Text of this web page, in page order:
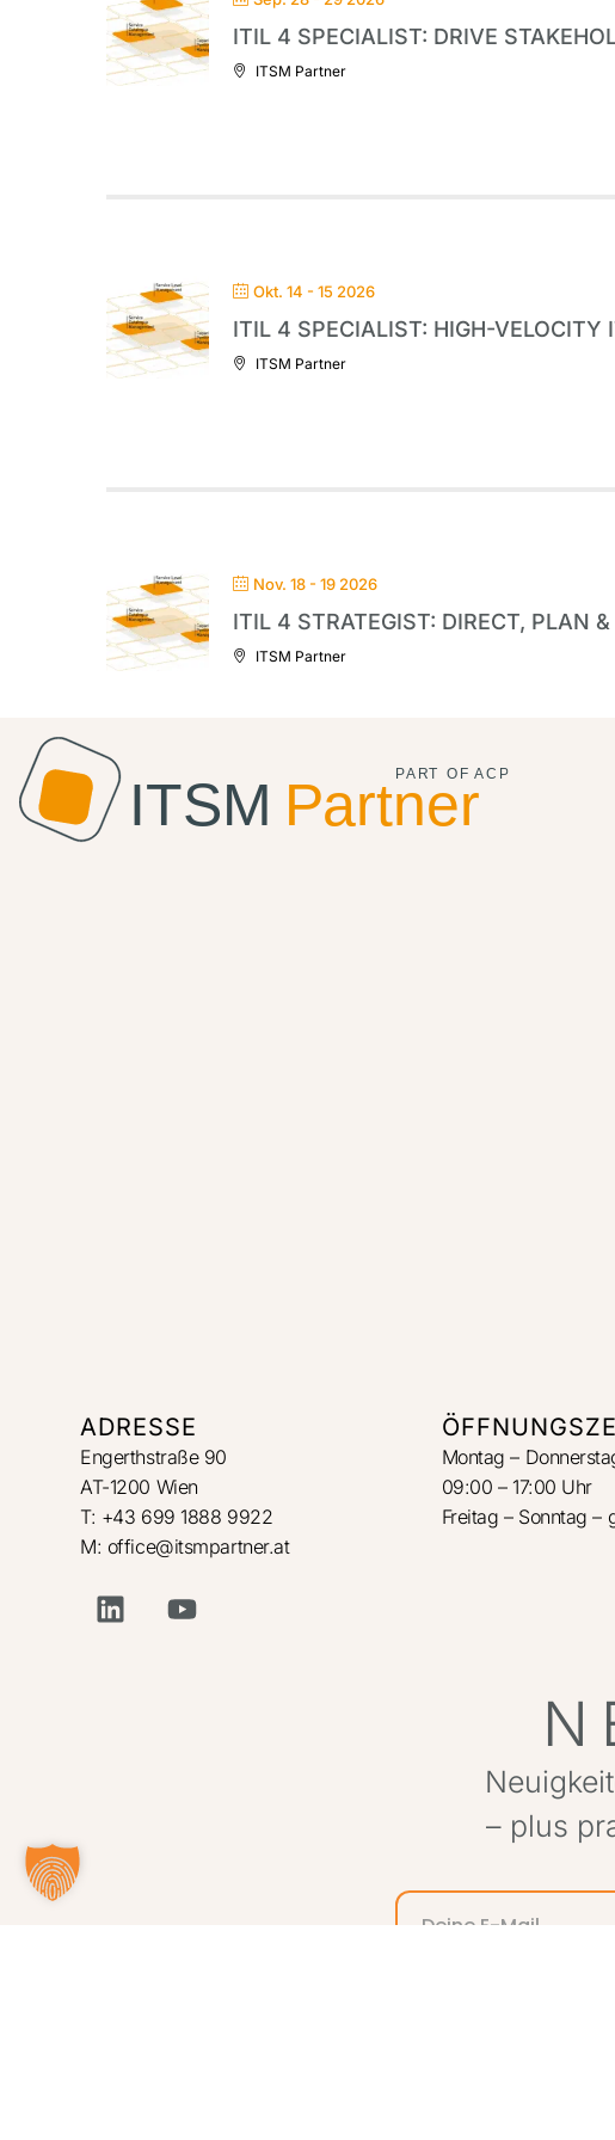
ITIL 4 SPECIALIST: DRIVE
ITSM Partner
Okt. 14 - 15 2026
ITIL 4 SPECIALIST: HIGH-VELOCITY
ITSM Partner
Nov. 18 - 19 2026
ITIL 4 STRATEGIST: DIRECT, PLAN &
ITSM Partner
ADRESSE
Engerthstraße 90
AT-1200 Wien
T: +43 699 1888 9922
M: office@itsmpartner.at
Montag –
09:00 – 17:00 Uhr
Freitag – Sonntag –
– plus